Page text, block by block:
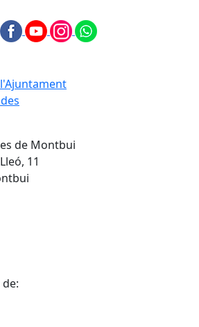
de Montbui
11